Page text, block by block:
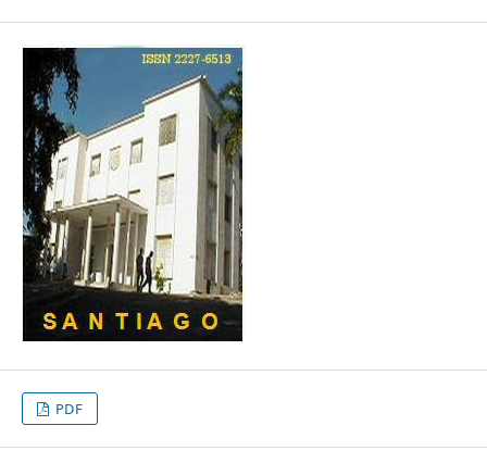
PDF